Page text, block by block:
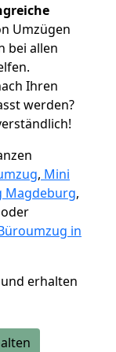
Umzügen
bei allen
Ihren
werden?
, Mini
Magdeburg,
oder
in
und erhalten